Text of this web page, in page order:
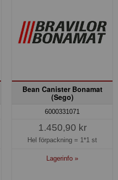
Bean Canister Bonamat
(Sego)
6000331071
1.450,90 kr
Hel förpackning = 1*1 st
Lagerinfo »